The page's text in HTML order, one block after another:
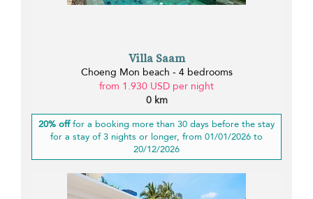
Villa Saam
Choeng Mon beach - 4 bedrooms
from 1.930 USD per night
0 km
20% offfor a booking more than 30 days before the stay
for a stay of 3 nights or longer, from 01/01/2026 to
20/12/2026